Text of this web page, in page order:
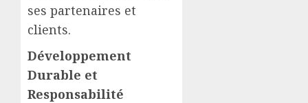
ses partenaires et
clients.
Développement
Durable et
Responsabilité